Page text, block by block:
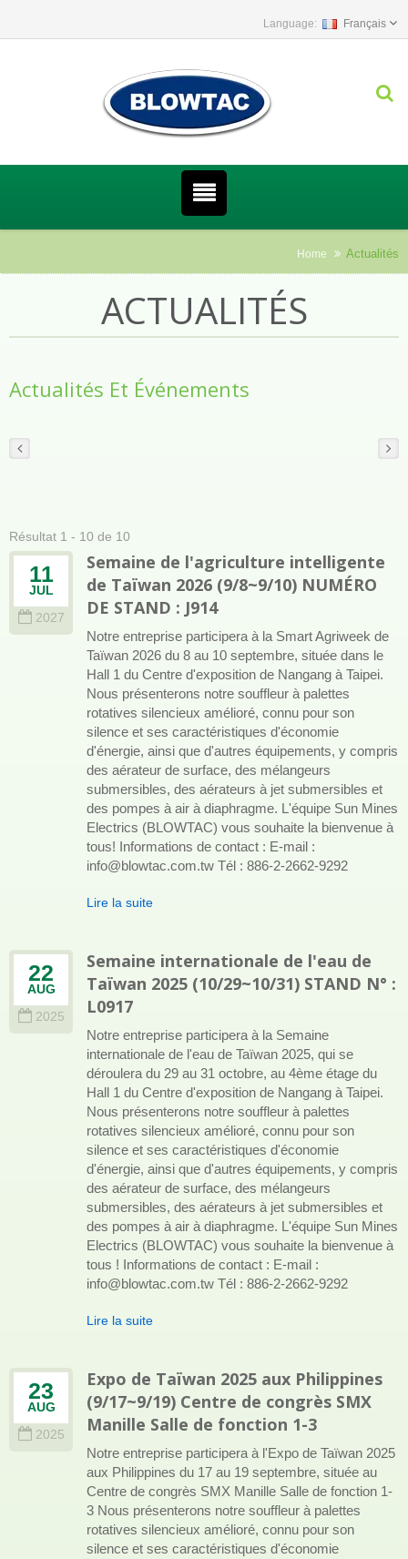
Français
Home Actualités
ACTUALITÉS
Actualités Et Événements
Résultat 1 - 10 de 10
11
JUL
2027
Semaine de l'agriculture intelligente
de Taïwan 2026 (9/8~9/10) NUMÉRO
DE STAND : J914
Notre entreprise participera à la Smart Agriweek de
Taïwan 2026 du 8 au 10 septembre, située dans le
Hall 1 du Centre d'exposition de Nangang à Taipei.
Nous présenterons notre souffleur à palettes
rotatives silencieux amélioré, connu pour son
silence et ses caractéristiques d'économie
d'énergie, ainsi que d'autres équipements, y compris
des aérateur de surface, des mélangeurs
submersibles, des aérateurs à jet submersibles et
des pompes à air à diaphragme. L'équipe Sun Mines
Electrics (BLOWTAC) vous souhaite la bienvenue à
tous! Informations de contact : E-mail :
info@blowtac.com.tw Tél : 886-2-2662-9292
Lire la suite
22
AUG
2025
Semaine internationale de l'eau de
Taïwan 2025 (10/29~10/31) STAND N° :
L0917
Notre entreprise participera à la Semaine
internationale de l'eau de Taïwan 2025, qui se
déroulera du 29 au 31 octobre, au 4ème étage du
Hall 1 du Centre d'exposition de Nangang à Taipei.
Nous présenterons notre souffleur à palettes
rotatives silencieux amélioré, connu pour son
silence et ses caractéristiques d'économie
d'énergie, ainsi que d'autres équipements, y compris
des aérateur de surface, des mélangeurs
submersibles, des aérateurs à jet submersibles et
des pompes à air à diaphragme. L'équipe Sun Mines
Electrics (BLOWTAC) vous souhaite la bienvenue à
tous ! Informations de contact : E-mail :
info@blowtac.com.tw Tél : 886-2-2662-9292
Lire la suite
23
AUG
2025
Expo de Taïwan 2025 aux Philippines
(9/17~9/19) Centre de congrès SMX
Manille Salle de fonction 1-3
Notre entreprise participera à l'Expo de Taïwan 2025
aux Philippines du 17 au 19 septembre, située au
Centre de congrès SMX Manille Salle de fonction 1-
3 Nous présenterons notre souffleur à palettes
rotatives silencieux amélioré, connu pour son
silence et ses caractéristiques d'économie